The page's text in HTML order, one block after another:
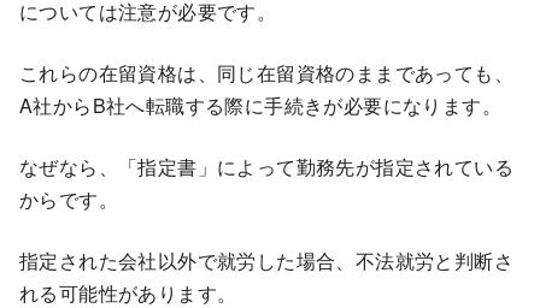
については注意が必要です。
これらの在留資格は、同じ在留資格のままであっても、
A社からB社へ転職する際に手続きが必要になります。
なぜなら、「指定書」によって勤務先が指定されている
からです。
指定された会社以外で就労した場合、不法就労と判断さ
れる可能性があります。